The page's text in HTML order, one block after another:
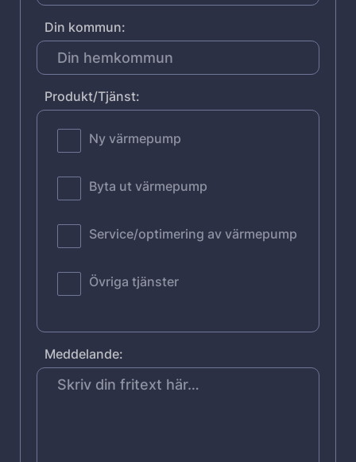
Din kommun:
Produkt/Tjänst:
Ny värmepump
Byta ut värmepump
Service/optimering av värmepump
Övriga tjänster
Meddelande: